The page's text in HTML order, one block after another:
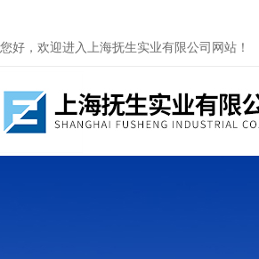
您好，欢迎进入上海抚生实业有限公司网站！